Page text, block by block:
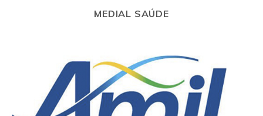
MEDIAL SAÚDE